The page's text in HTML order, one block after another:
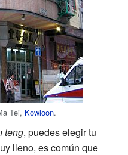
Tei, Kowloon.
teng, puedes elegir tu
lleno, es común que